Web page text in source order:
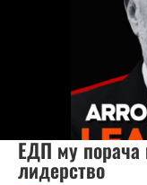
ЕДП му порача
лидерство